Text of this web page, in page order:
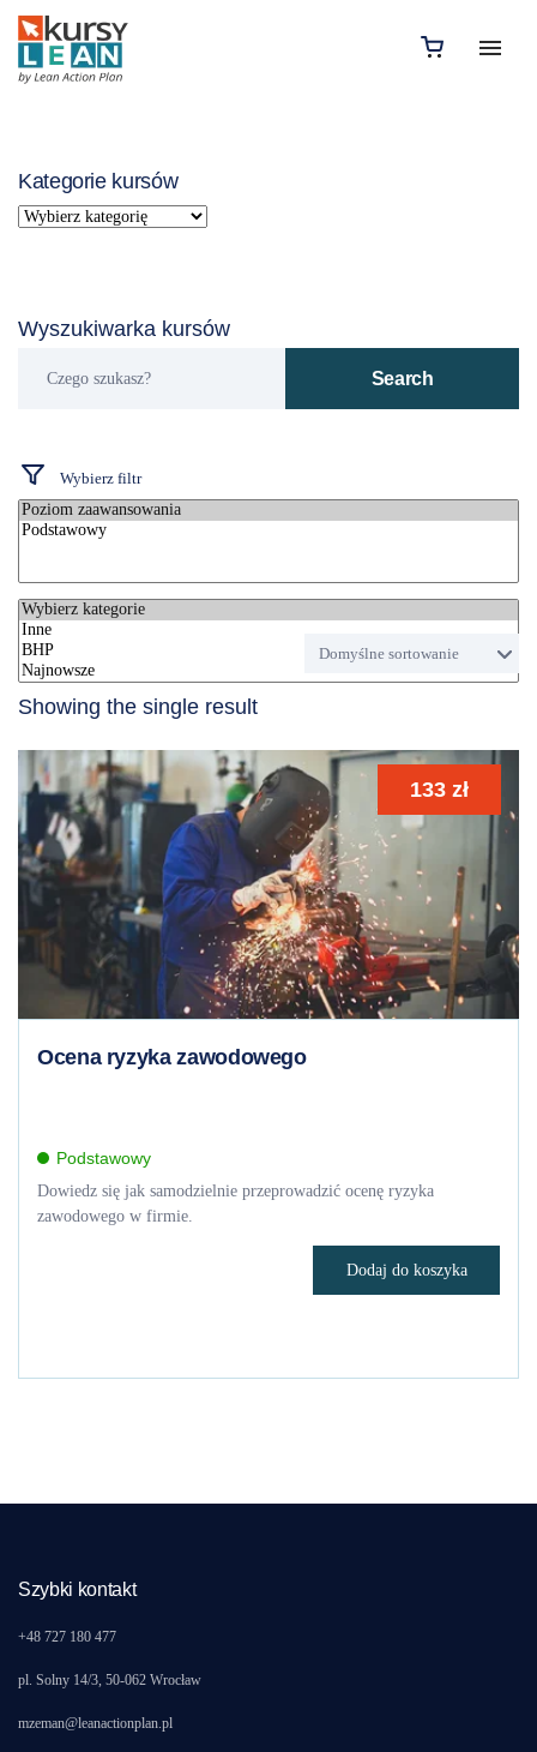
Kategorie kursów
Wyszukiwarka kursów
szukasz?
Search
Wybierz filtr
Showing the single result
133 zł
Ocena ryzyka zawodowego
Podstawowy
Dowiedz się jak samodzielnie przeprowadzić ocenę ryzyka
zawodowego w firmie.
Dodaj do koszyka
Szybki kontakt
+48 727 180 477
pl. Solny 14/3, 50-062 Wrocław
mzeman@leanactionplan.pl